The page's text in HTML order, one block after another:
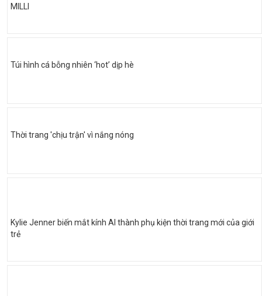
MILLI
Túi hình cá bỗng nhiên ‘hot’ dịp hè
Thời trang 'chịu trận' vì nắng nóng
Kylie Jenner biến mắt kính AI thành phụ kiện thời trang mới của giới
trẻ